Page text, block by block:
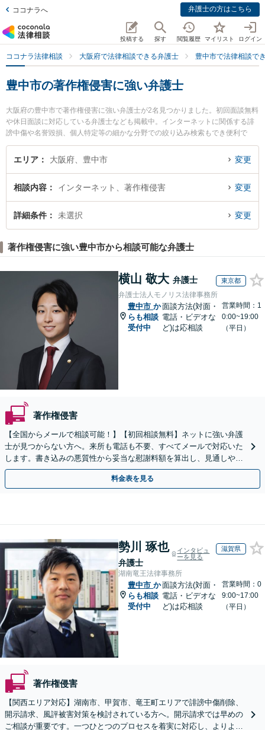
ココナラへ 弁護士の方はこちら
投稿する 探す 閲覧履歴 マイリスト ログイン
ココナラ法律相談 大阪府で法律相談できる弁護士 豊中市で法律相談で
豊中市の著作権侵害に強い弁護士
大阪府の豊中市で著作権侵害に強い弁護士が2名見つかりました。初回面談無料
や休日面談に対応している弁護士なども掲載中。インターネットに関係する誹
謗中傷や名誉毀損、個人特定等の細かな分野での絞り込み検索もでき便利で
す。特に弁護士法人Legal Home 豊中オフィスの藤原 武士弁護士やシンプル法
律事務所の林 良介弁護士のプロフィール情報や弁護士費用、強みなどが注目さ
士を検索したい』『初回相談無料で著作権侵害を法律相談できる豊中市内の弁
護士に相談予約したい』などでお困りの相談者さんにおすすめです。
エリア 大阪府、豊中市 変更
相談内容 インターネット、著作権侵害 変更
詳細条件 未選択 変更
著作権侵害に強い豊中市から相談可能な弁護士
横山 敬大 弁護士 東京都
弁護士法人モノリス法律事務所
豊中市 か
らも相談
受付中
面談方法(対面・
電話・ビデオな
ど)は応相談
営業時間：1
0:00~19:00
（平日）
著作権侵害
【全国からメールで相談可能！】【初回相談無料】ネットに強い弁護
士が見つからない方へ。来所も電話も不要、すべてメールで対応いた
します。書き込みの悪質性から妥当な慰謝料額を算出し、見通しや費
用面のリスクも包み隠さずお伝えしサポートします。
料金表を見る
勢川 琢也
弁護士
インタビュ
ーを見る
滋賀県
湖南竜王法律事務所
豊中市 か
らも相談
受付中
面談方法(対面・
電話・ビデオな
ど)は応相談
営業時間：0
9:00~17:00
（平日）
著作権侵害
【関西エリア対応】湖南市、甲賀市、竜王町エリアで誹謗中傷削除、
開示請求、風評被害対策を検討されている方へ。開示請求では早めの
ご相談が重要です。一つひとつのプロセスを着実に対応し、よりよい